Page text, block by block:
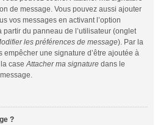
de message. Vous pouvez aussi ajouter
vos messages en activant l’option
partir du panneau de l’utilisateur (onglet
les préférences de message). Par la
empêcher une signature d’être ajoutée à
case Attacher ma signature dans le
?